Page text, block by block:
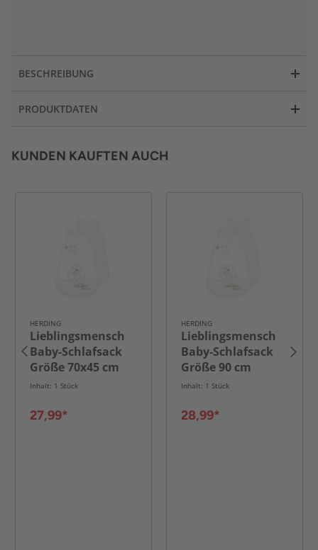
BESCHREIBUNG
PRODUKTDATEN
KUNDEN KAUFTEN AUCH
HERDING
Lieblingsmensch
Baby-Schlafsack
Größe 70x45 cm
Inhalt: 1 Stück
27,99*
HERDING
Lieblingsmensch
Baby-Schlafsack
Größe 90 cm
Inhalt: 1 Stück
28,99*